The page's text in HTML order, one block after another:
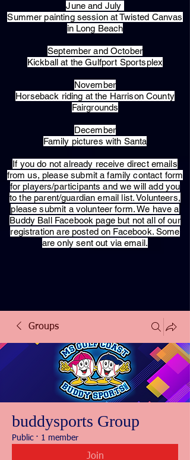
June and July
Summer painting session at Twisted Canvas
in Long Beach
September and October
Kickball at the Gulfport Sportsplex
November
Horseback riding at the Harrison County
Fairgrounds
December
Family pictures with Santa
​If you do not already receive direct emails
from us, please submit a family contact form
for players/participants and we will add you
to the parent/guardian email list. Volunteers,
please submit a volunteer form. We have a
Buddy Ball Facebook page but not all of our
registration are posted on Facebook. Some
are only sent out via email.
Groups
buddysports Group
Public · 1 member
Join